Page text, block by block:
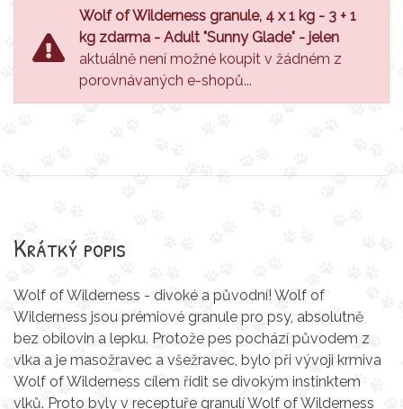
Wolf of Wilderness granule, 4 x 1 kg - 3 + 1
kg zdarma - Adult "Sunny Glade" - jelen
aktuálně není možné koupit v žádném z
porovnávaných e-shopů...
Krátký popis
Wolf of Wilderness - divoké a původní! Wolf of
Wilderness jsou prémiové granule pro psy, absolutně
bez obilovin a lepku. Protože pes pochází původem z
vlka a je masožravec a všežravec, bylo při vývoji krmiva
Wolf of Wilderness cílem řídit se divokým instinktem
vlků. Proto byly v receptuře granulí Wolf of Wilderness